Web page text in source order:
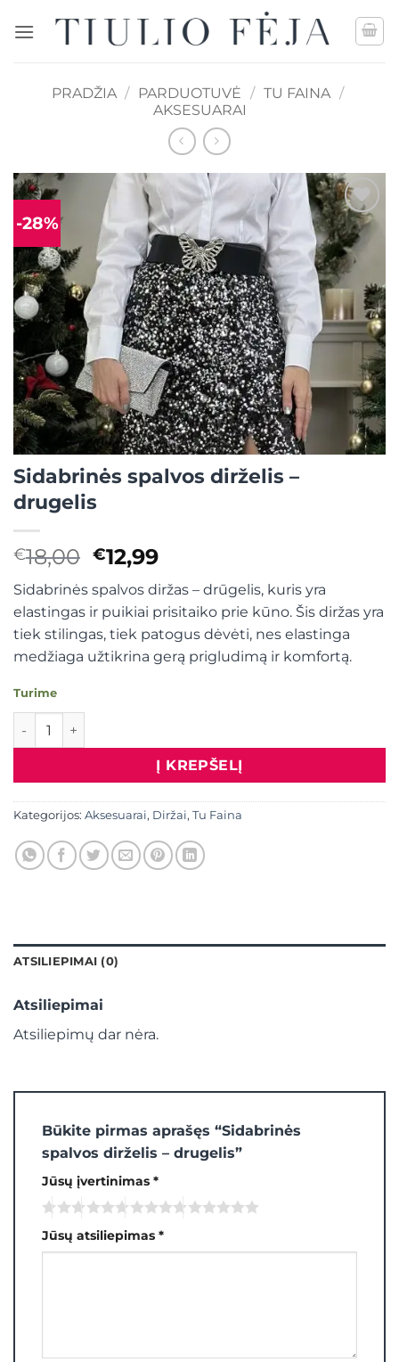
PRADŽIA / PARDUOTUVĖ / TU FAINA /
AKSESUARAI
-28% Mėgstamiausias
Sidabrinės spalvos dirželis –
drugelis
€18,00 Original
price
was:
€18,00.
€12,99Current
price
is:
€12,99.
Sidabrinės spalvos diržas – drūgelis, kuris yra
elastingas ir puikiai prisitaiko prie kūno. Šis diržas yra
tiek stilingas, tiek patogus dėvėti, nes elastinga
medžiaga užtikrina gerą prigludimą ir komfortą.
Turime
produkto kiekis: Sidabrinės spalvos dirželis - drugelis
Į KREPŠELĮ
Kategorijos: Aksesuarai, Diržai, Tu Faina
ATSILIEPIMAI (0)
Atsiliepimai
Atsiliepimų dar nėra.
Būkite pirmas aprašęs “Sidabrinės
spalvos dirželis – drugelis”
Jūsų įvertinimas *
Jūsų atsiliepimas *